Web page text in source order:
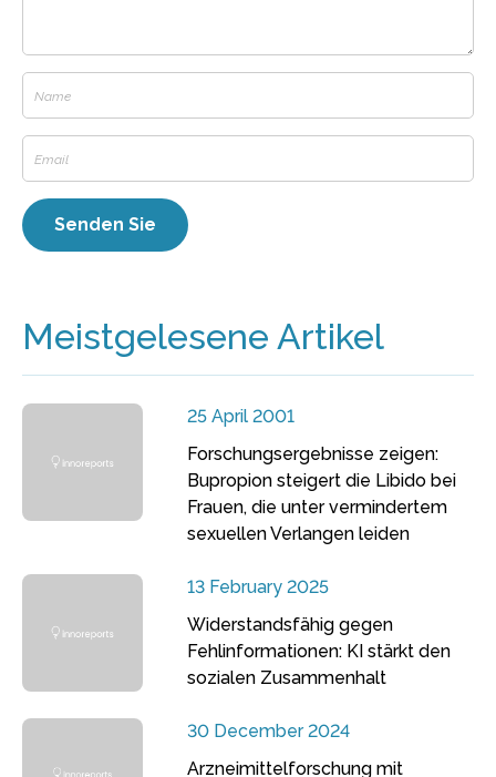
Meistgelesene Artikel
25 April 2001
Forschungsergebnisse zeigen:
Bupropion steigert die Libido bei
Frauen, die unter vermindertem
sexuellen Verlangen leiden
13 February 2025
Widerstandsfähig gegen
Fehlinformationen: KI stärkt den
sozialen Zusammenhalt
30 December 2024
Arzneimittelforschung mit